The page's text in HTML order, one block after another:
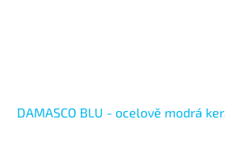
DAMASCO BLU - ocelově modrá